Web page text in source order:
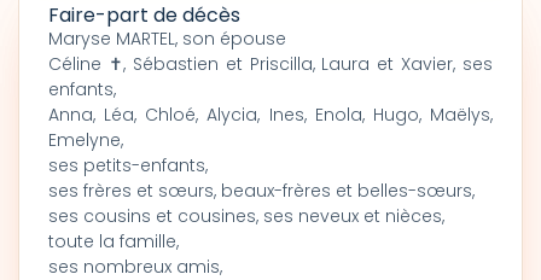
Faire-part de décès
Maryse MARTEL, son épouse
Céline ✝, Sébastien et Priscilla, Laura et Xavier, ses
enfants,
Anna, Léa, Chloé, Alycia, Ines, Enola, Hugo, Maëlys,
Emelyne,
ses petits-enfants,
ses frères et sœurs, beaux-frères et belles-sœurs,
ses cousins et cousines, ses neveux et nièces,
toute la famille,
ses nombreux amis,